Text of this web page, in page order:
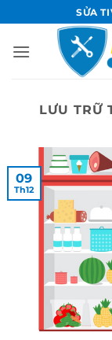
qua
nội
SỬA
LƯU TRỮ
09
Th12